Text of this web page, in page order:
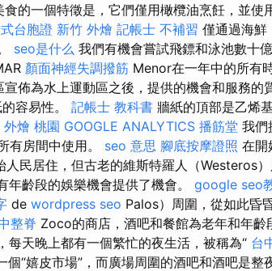
食的一個特徵是，它們僅用橄欖油烹飪，並使
台胞證 新竹 外燴 記帳士 不補習 僅通過海鮮
seo是什么 我們有機會嘗試飛鏢和泳池數十
顏面神經失調撥筋 Menor在一年中的所有
宣佈為水上運動區之後，提供的機會和服務的
容易性。 記帳士 教科書 牆紙的頂部是乙烯
外燴 桃園 GOOGLE ANALYTICS 播筋堂 我們
有房間中使用。 seo 意思 腳底按摩證照 在開
民居住，但古老的維斯特羅人（Westeros
齡段的娛樂機會提供了機會。 google seo
de wordpress seo Palos）周圍，從如此昏
整脊 Zoco的商店，酒吧和餐館為老年和年齡
每天晚上都有一個繁忙的夜生活，被稱為“ 台
個“嬉皮市場”，而廣場周圍的酒吧和酒吧是整